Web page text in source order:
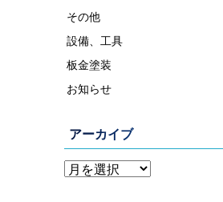
その他
設備、工具
板金塗装
お知らせ
アーカイブ